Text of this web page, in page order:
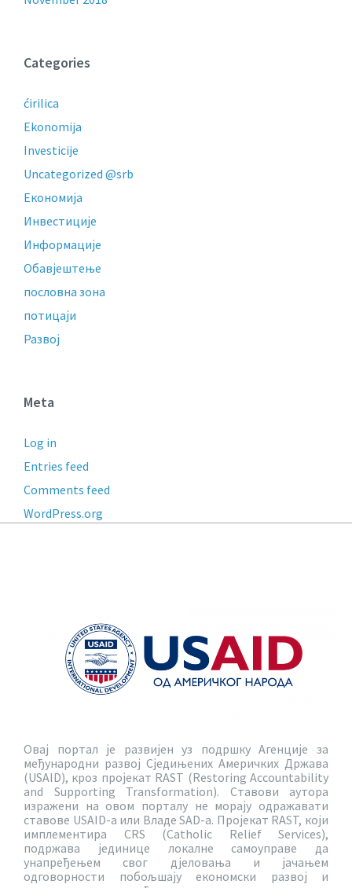
Categories
ćirilica
Ekonomija
Investicije
Uncategorized @srb
Економија
Инвестиције
Информације
Обавјештење
пословнa зонa
потицаји
Развој
Meta
Log in
Entries feed
Comments feed
WordPress.org
Овај портал је развијен уз подршку Агенције за
међународни развој Сједињених Америчких Држава
(USAID), кроз пројекат RAST (Restoring Accountability
and Supporting Transformation). Ставови аутора
изражени на овом порталу не морају одражавати
ставове USAID-a или Владе SAD-a. Пројекат RAST, који
имплементира CRS (Catholic Relief Services),
подржава јединице локалне самоуправе да
унапређењем свог дјеловања и јачањем
одговорности побољшају економски развој и